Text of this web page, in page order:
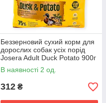
Беззерновий сухий корм для
дорослих собак усіх порід
Josera Adult Duck Potato 900г
гіпоалергенний раціон з
качкою
В наявності 2 од.
312 ₴